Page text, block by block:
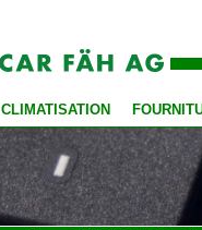
CLIMATISATION